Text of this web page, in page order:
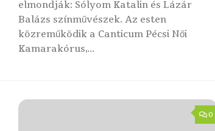
elmondják: Sólyom Katalin és Lázár
Balázs színművészek. Az esten
közreműködik a Canticum Pécsi Női
Kamarakórus,...
0